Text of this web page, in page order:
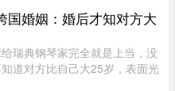
自由队最终以 95-83 获胜，位
而风暴 ...
国婚姻：婚后才知对方大
瑞典钢琴家完全就是上当，没
道对方比自己大25岁，表面光